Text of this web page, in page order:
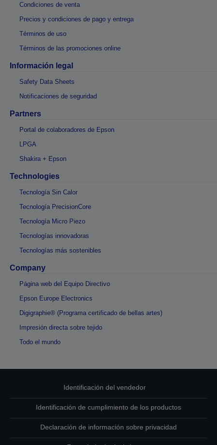
Condiciones de venta
Precios y condiciones de pago y entrega
Términos de uso
Términos de las promociones online
Información legal
Safety Data Sheets
Notificaciones de seguridad
Partners
Portal de colaboradores de Epson
LPGA
Shakira + Epson
Technologies
Tecnología Sin Calor
Tecnología PrecisionCore
Tecnología Micro Piezo
Tecnologías innovadoras
Tecnologías más sostenibles
Company
Página web del Equipo Directivo
Epson Europe Electronics
Digigraphie® (Programa certificado de bellas artes)
Impresión directa sobre tejido
Todo el mundo
Identificación del vendedor
Identificación de cumplimiento de los productos
Declaración de información sobre privacidad